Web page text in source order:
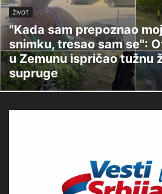
ŽIVOT
"Kada sam prepoznao
snimku, tresao sam se":
u Zemunu ispričao tužnu
supruge